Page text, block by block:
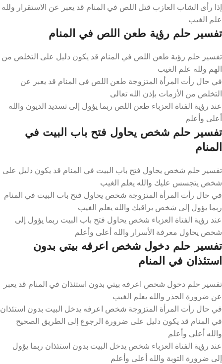
إذا رأى الشاب العازب قتل اللص في المنام قد يعبر عن الاستقرار ولله
علم الغيب
تفسير حلم رؤية طعن اللص في المنام
تفسير حلم رؤية طعن اللص في المنام قد يكون دليل على التخلص من
الهم ولله علم الغيب
في حال رأت المرأة المتزوجة طعن اللص في المنام قد يعبر عن
التخلص من الأزمات بإذن الله تعالى
عند رؤية الفتاة العزباء طعن اللص ربما يؤول إلى تسديد الديون والله
أعلى وأعلم
تفسير حلم شخص يحاول فتح باب البيت في
المنام
تفسير حلم شخص يحاول فتح باب البيت في المنام قد يكون دليل على
شخص يتجسس عليك والله يعلم الغيب
في حال رأت المرأة المتزوجة شخص يحاول فتح باب البيت في المنام
ربما يؤول إلى شخص يراقبك والله يعلم الغيب
عند رؤية الفتاة العزباء شخص يحاول فتح باب البيت ربما يؤول إلى
شخص يحاول معرفة الأسرار والله أعلى وأعلم
تفسير حلم دخول شخص اعرفه بيتي بدون
استئذان في المنام
تفسير حلم دخول شخص اعرفه بيتي بدون استئذان في المنام قد يعبر
عن ضرورة الحذر والله يعلم الغيب
في حال رأت المرأة المتزوجة شخص اعرفه يدخل البيت بدون استئذان
في المنام قد يكون دليل على ضرورة الرجوع إلى الطريق الصحيح
والله أعلى وأعلم
عند رؤية الفتاة العزباء شخص يدخل البيت بدون استئذان ربما يؤول
إلى ضرورة التوبة والله أعلى وأعلم